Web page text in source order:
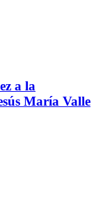
a la
María Valle